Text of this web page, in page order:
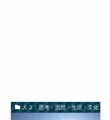
人２：思考・思想・生活・文化